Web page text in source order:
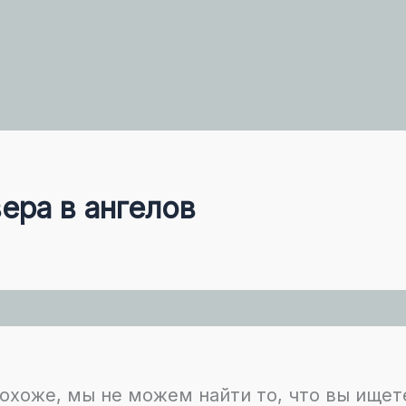
в ангелов
мы не можем найти то, что вы